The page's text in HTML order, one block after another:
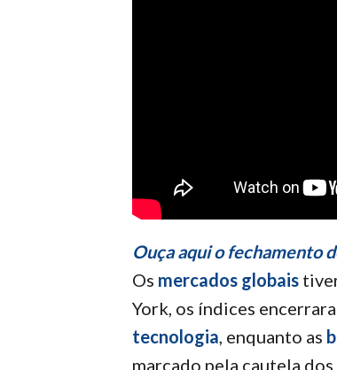
Ouça aqui o fechamento
Os mercados globais
York, os índices
tecnologia, enquanto as
marcado pela cautela